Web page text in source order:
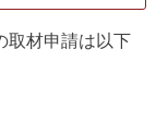
取材申請は以下